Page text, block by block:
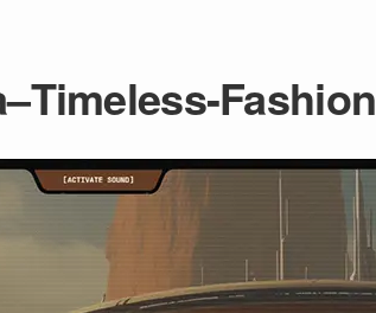
Fashion